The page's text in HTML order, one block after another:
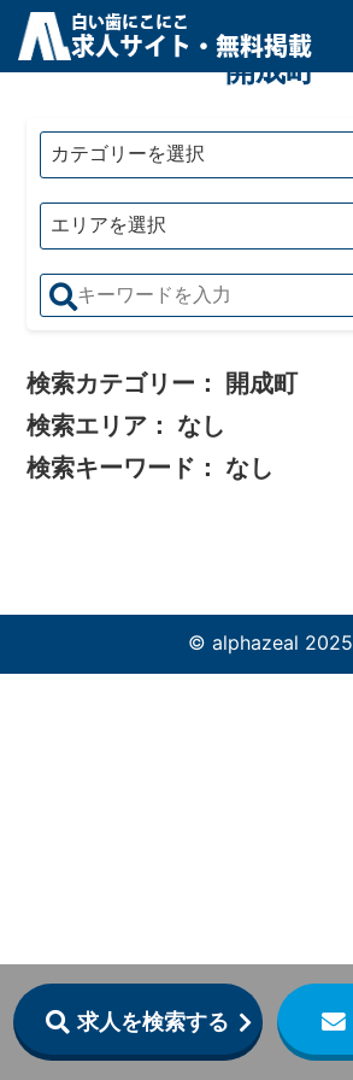
白 い歯にこにこ
求人サイト・無料掲載
求人を検索する
開成町
検索カテゴリー：
開成町
検索エリア： なし
検索キーワード： なし
© alphazeal 2025